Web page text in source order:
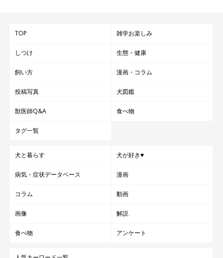
TOP 雑学お楽しみ
しつけ 生態・健康
飼い方 漫画・コラム
投稿写真 犬図鑑
獣医師Q&A 食べ物
タグ一覧
犬と暮らす 犬が好き♥
病気・症状データベース 漫画
コラム 動画
画像 解説
食べ物 アンケート